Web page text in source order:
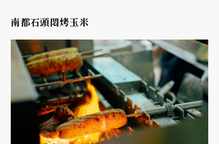
南都石頭悶烤玉米